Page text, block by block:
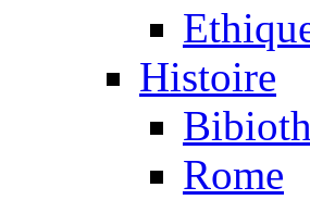
Histoire
Rome